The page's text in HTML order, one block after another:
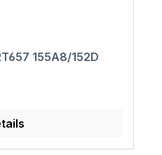
155A8/152D